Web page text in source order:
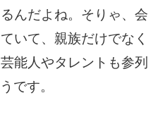
んだよね。そりゃ、会
いて、親族だけでなく
能人やタレントも参列
です。